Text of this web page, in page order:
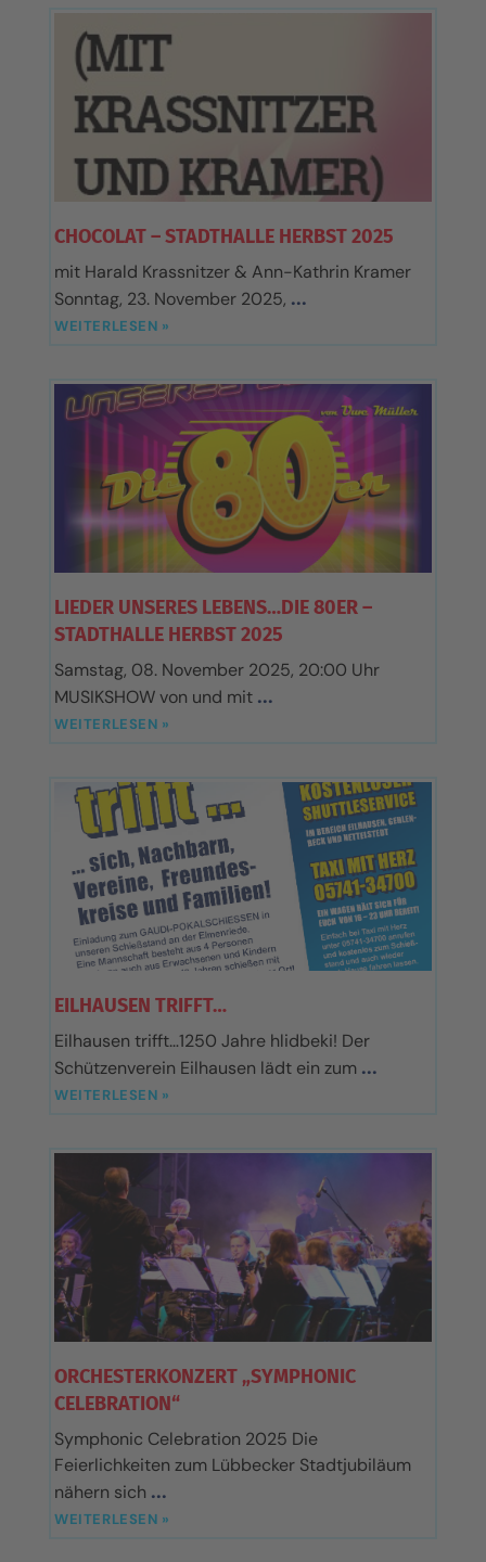
CHOCOLAT – STADTHALLE HERBST 2025
mit Harald Krassnitzer & Ann-Kathrin Kramer
Sonntag, 23. November 2025,
WEITERLESEN »
LIEDER UNSERES LEBENS…DIE 80ER –
STADTHALLE HERBST 2025
Samstag, 08. November 2025, 20:00 Uhr
MUSIKSHOW von und mit
WEITERLESEN »
EILHAUSEN TRIFFT…
Eilhausen trifft…1250 Jahre hlidbeki! Der
Schützenverein Eilhausen lädt ein zum
WEITERLESEN »
ORCHESTERKONZERT „SYMPHONIC
CELEBRATION“
Symphonic Celebration 2025 Die
Feierlichkeiten zum Lübbecker Stadtjubiläum
nähern sich
WEITERLESEN »